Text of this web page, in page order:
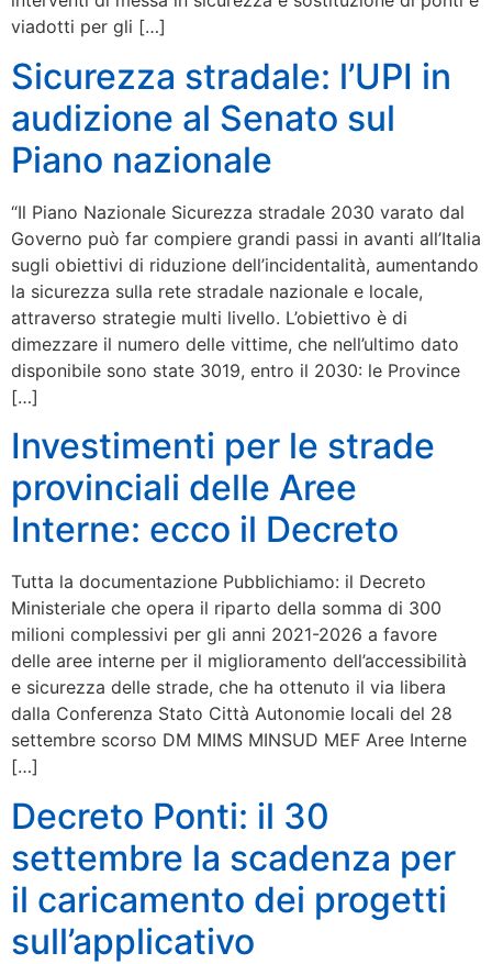
viadotti per gli […]
Sicurezza stradale: l’UPI in
audizione al Senato sul
Piano nazionale
“Il Piano Nazionale Sicurezza stradale 2030 varato dal
Governo può far compiere grandi passi in avanti all’Italia
sugli obiettivi di riduzione dell’incidentalità, aumentando
la sicurezza sulla rete stradale nazionale e locale,
attraverso strategie multi livello. L’obiettivo è di
dimezzare il numero delle vittime, che nell’ultimo dato
disponibile sono state 3019, entro il 2030: le Province
[…]
Investimenti per le strade
provinciali delle Aree
Interne: ecco il Decreto
Tutta la documentazione Pubblichiamo: il Decreto
Ministeriale che opera il riparto della somma di 300
milioni complessivi per gli anni 2021-2026 a favore
delle aree interne per il miglioramento dell’accessibilità
e sicurezza delle strade, che ha ottenuto il via libera
dalla Conferenza Stato Città Autonomie locali del 28
settembre scorso DM MIMS MINSUD MEF Aree Interne
[…]
Decreto Ponti: il 30
settembre la scadenza per
il caricamento dei progetti
sull’applicativo